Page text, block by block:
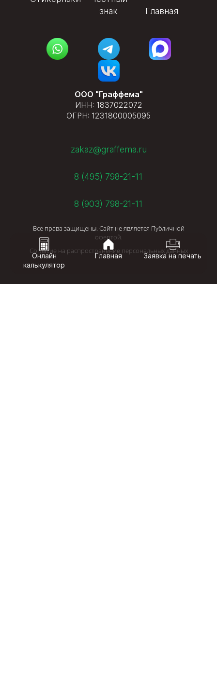
Онлайн
калькулятор
Главная Заявка на печать
знак
Главная
ООО "Граффема"
ИНН: 1837022072
ОГРН: 1231800005095
zakaz@graffema.ru
8 (495) 798-21-11
8 (903) 798-21-11
Все права защищены. Сайт не является Публичной
офертой.
Согласие на распространение персональных данных